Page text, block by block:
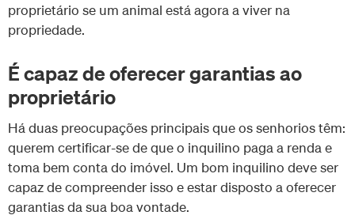
proprietário se um animal está agora a viver na
propriedade.
É capaz de oferecer garantias ao
proprietário
Há duas preocupações principais que os senhorios têm:
querem certificar-se de que o inquilino paga a renda e
toma bem conta do imóvel. Um bom inquilino deve ser
capaz de compreender isso e estar disposto a oferecer
garantias da sua boa vontade.